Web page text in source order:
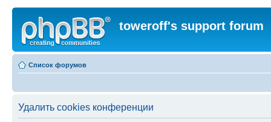
toweroff's support forum
Список форумов
Удалить cookies конференции